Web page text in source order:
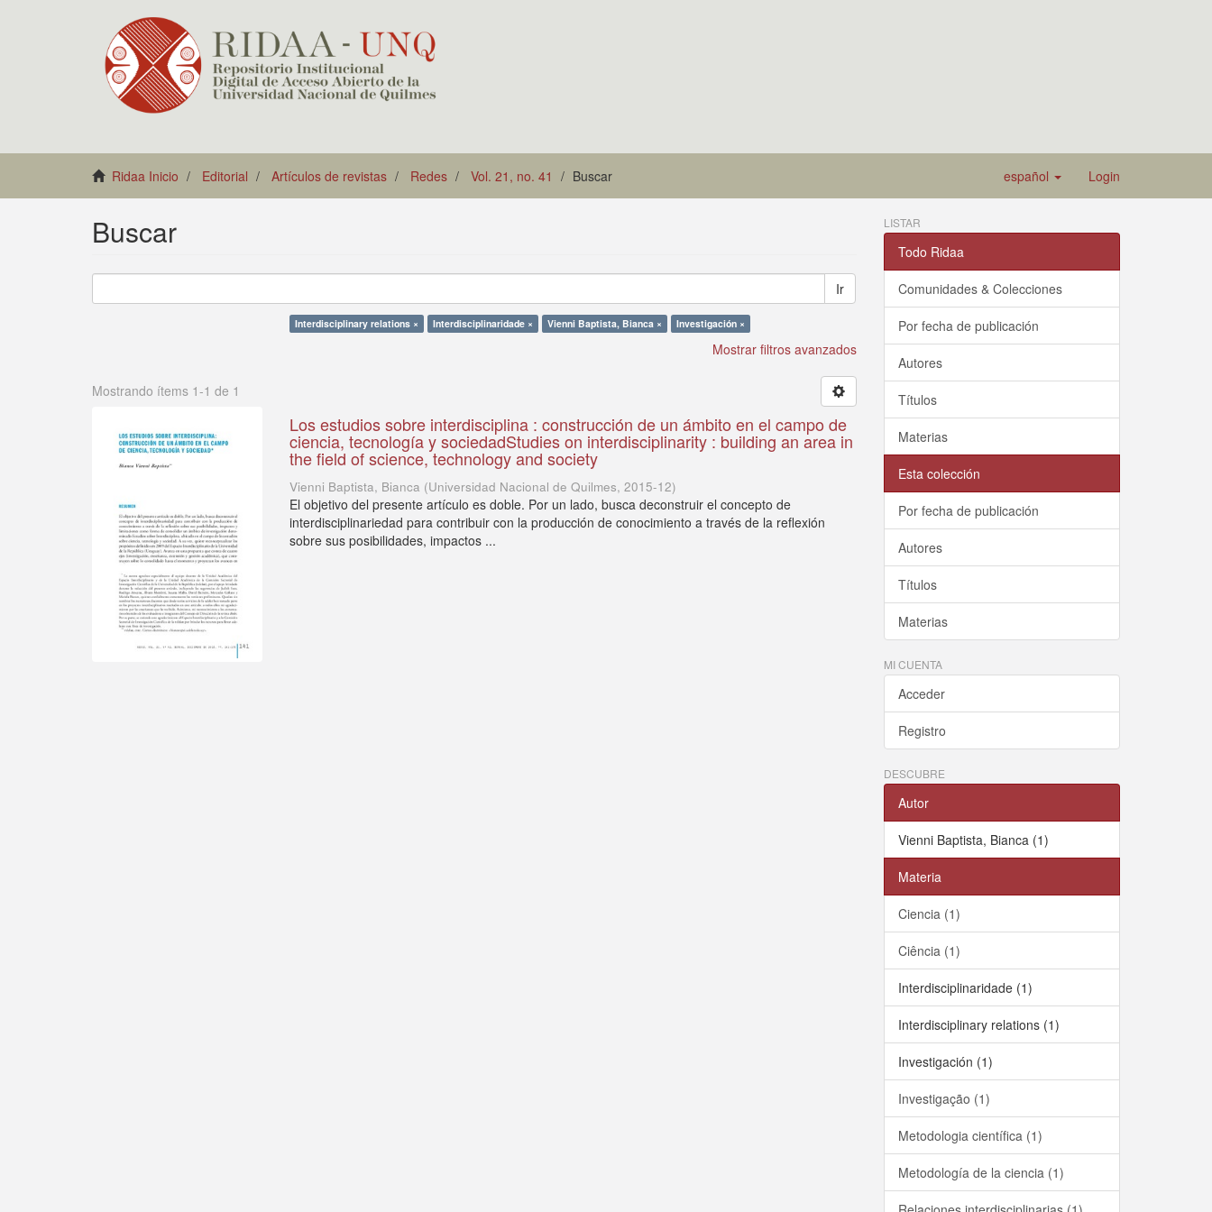
Ridaa Inicio Editorial Artículos de revistas Redes Vol. 21, no. 41 Buscar español Login
Buscar
Ir
Interdisciplinary relations × Interdisciplinaridade × Vienni Baptista, Bianca × Investigación ×
Mostrar filtros avanzados
Mostrando ítems 1-1 de 1
Los estudios sobre interdisciplina : construcción de un ámbito en el campo de
ciencia, tecnología y sociedadStudies on interdisciplinarity : building an area in
the field of science, technology and society
Vienni Baptista, Bianca (Universidad Nacional de Quilmes,2015-12)
El objetivo del presente artículo es doble. Por un lado, busca deconstruir el concepto de
interdisciplinariedad para contribuir con la producción de conocimiento a través de la reflexión
sobre sus posibilidades, impactos ...
LISTAR
Todo Ridaa
Comunidades & Colecciones
Por fecha de publicación
Autores
Títulos
Materias
Esta colección
Por fecha de publicación
Autores
Títulos
Materias
MI CUENTA
Acceder
Registro
DESCUBRE
Autor
Vienni Baptista, Bianca (1)
Materia
Ciencia (1)
Ciência (1)
Interdisciplinaridade (1)
Interdisciplinary relations (1)
Investigación (1)
Investigação (1)
Metodologia científica (1)
Metodología de la ciencia (1)